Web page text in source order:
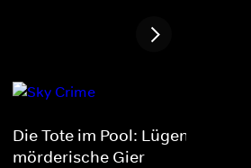
Die Tote im Pool: Lügen, Betrug
mörderische Gier